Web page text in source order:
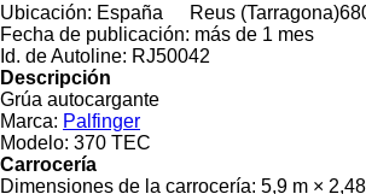
Ubicación: España Reus (Tarragona)
Fecha de publicación: más de 1 mes
Id. de Autoline: RJ50042
Descripción
Grúa autocargante
Marca: Palfinger
Modelo: 370 TEC
Carrocería
Dimensiones de la carrocería: 5,9 m ×